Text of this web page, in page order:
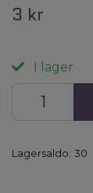
3 kr
I lager
Lagersaldo: 30